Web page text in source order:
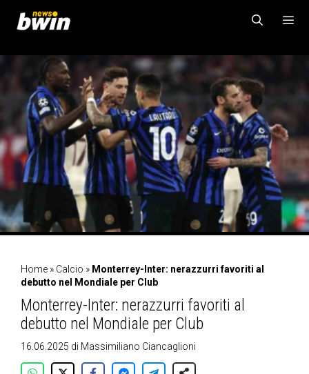
contenuto
Home » Calcio » Monterrey-Inter: nerazzurri favoriti al
debutto nel Mondiale per Club
Monterrey-Inter: nerazzurri favoriti al
debutto nel Mondiale per Club
16.06.2025 di Massimiliano Ciancaglioni